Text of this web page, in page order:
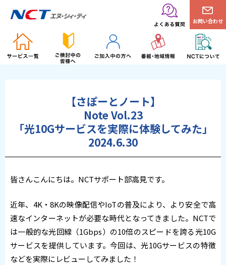
お問い合わせ
【さぽーとノート】
Note Vol.23
「光10Gサービスを実際に体験してみた」
2024.6.30
皆さんこんにちは。NCTサポート部高見です。
近年、4K・8Kの映像配信やIoTの普及により、より安全で高
速なインターネットが必要な時代となってきました。NCTで
は一般的な光回線（1Gbps）の10倍のスピードを誇る光10G
サービスを提供しています。今回は、光10Gサービスの特徴
などを実際にレビューしてみました！